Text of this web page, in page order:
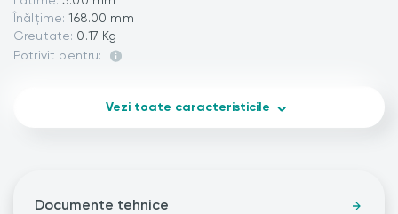
Înălțime: 168.00 mm
Greutate: 0.17 Kg
Potrivit pentru:
Vezi toate caracteristicile
Documente tehnice